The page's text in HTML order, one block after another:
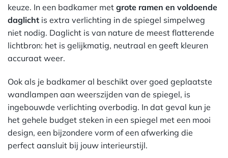
keuze. In een badkamer met grote ramen en voldoende
daglicht is extra verlichting in de spiegel simpelweg
niet nodig. Daglicht is van nature de meest flatterende
lichtbron: het is gelijkmatig, neutraal en geeft kleuren
accuraat weer.
Ook als je badkamer al beschikt over goed geplaatste
wandlampen aan weerszijden van de spiegel, is
ingebouwde verlichting overbodig. In dat geval kun je
het gehele budget steken in een spiegel met een mooi
design, een bijzondere vorm of een afwerking die
perfect aansluit bij jouw interieurstijl.